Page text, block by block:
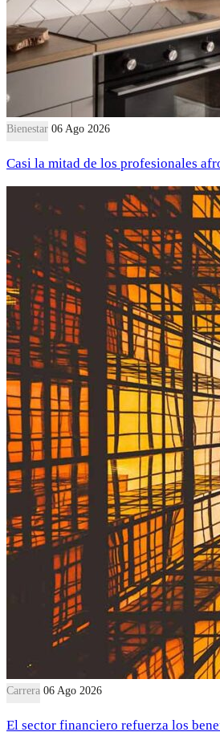
Bienestar 06 Ago 2026
Casi la mitad de los profesionales
Carrera 06 Ago 2026
El sector financiero refuerza los